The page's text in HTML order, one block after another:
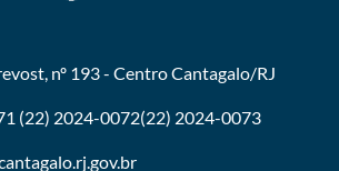
nº 193 - CentroCantagalo/RJ
(22) 2024-0072(22) 2024-0073